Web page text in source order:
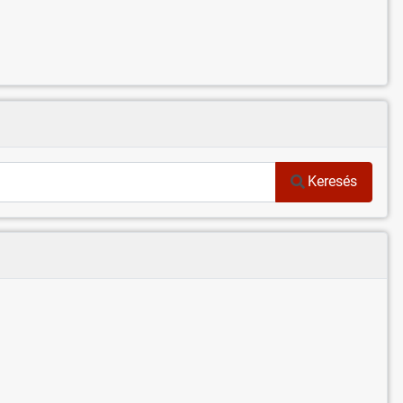
Keresés